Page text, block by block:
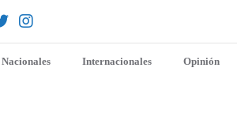
Nacionales Internacionales Opinión